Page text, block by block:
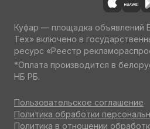
Куфар — площадка объявлений
Тех» включено в
ресурс «Реестр
*Оплата производится в
НБ РБ.
Пользовательское соглашение
Политика обработки
Политика в отношении